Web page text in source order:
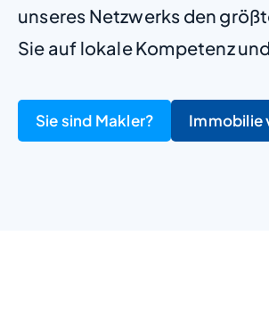
unseres Netzwerks den
Sie auf lokale Kompetenz
Sie sind Makler? Immobilie